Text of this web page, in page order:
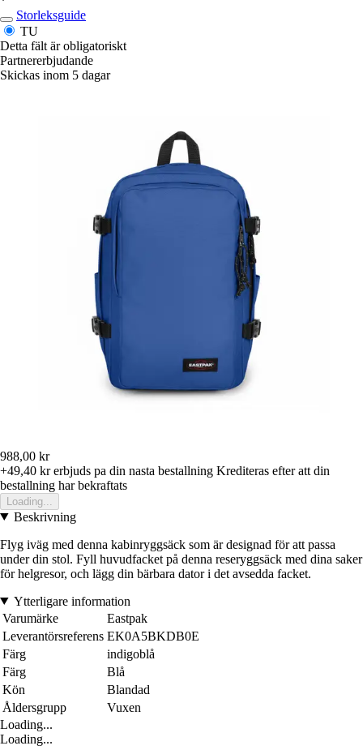
Storleksguide
TU
Detta fält är obligatoriskt
Partnererbjudande
Skickas inom 5 dagar
988,00 kr
+49,40 krerbjuds pa din nasta bestallning Krediteras efter att din
bestallning har bekraftats
Loading...
Beskrivning
Flyg iväg med denna kabinryggsäck som är designad för att passa
under din stol. Fyll huvudfacket på denna reseryggsäck med dina saker
för helgresor, och lägg din bärbara dator i det avsedda facket.
Ytterligare information
Varumärke
Eastpak
Leverantörsreferens EK0A5BKDB0E
Färg
indigoblå
Färg
Blå
Kön
Blandad
Åldersgrupp
Vuxen
Loading...
Loading...